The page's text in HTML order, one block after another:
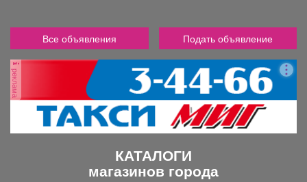
Все объявления Подать объявление
реклама
КАТАЛОГИ
магазинов города